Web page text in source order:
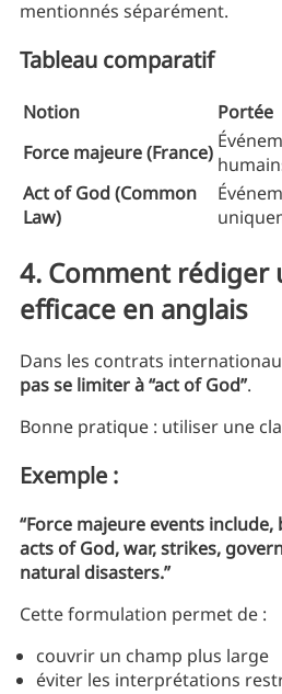
mentionnés séparément.
Tableau comparatif
Notion
Portée
Force majeure (France)
Act of God (Common
Law)
4. Comment rédiger
efficace en anglais
Dans les contrats
pas se limiter à “act of God”.
Bonne pratique : utiliser une
Exemple :
“Force majeure events
acts of God, war, strikes,
natural disasters.”
Cette formulation permet de :
couvrir un champ plus large
éviter les interprétations